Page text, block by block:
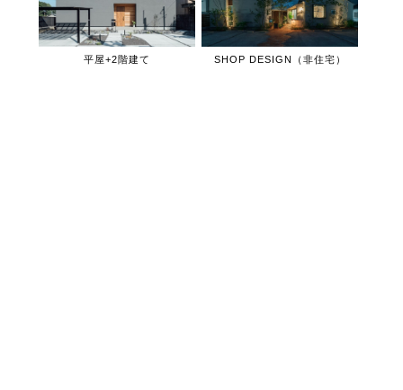
平屋+2階建て SHOP DESIGN（非住宅）